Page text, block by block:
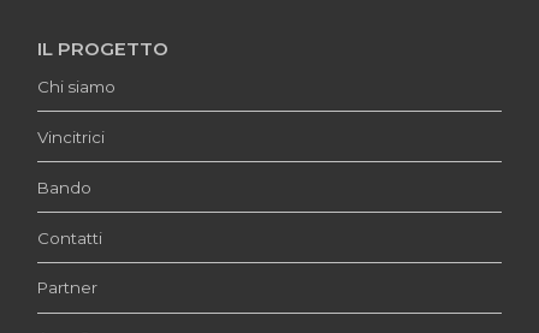
IL PROGETTO
Chi siamo
Vincitrici
Bando
Contatti
Partner